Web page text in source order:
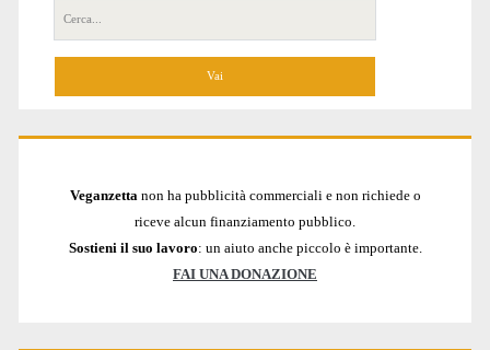
Cerca
per:
Veganzetta non ha pubblicità commerciali e non richiede o
riceve alcun finanziamento pubblico.
Sostieni il suo lavoro: un aiuto anche piccolo è importante.
FAI UNA DONAZIONE